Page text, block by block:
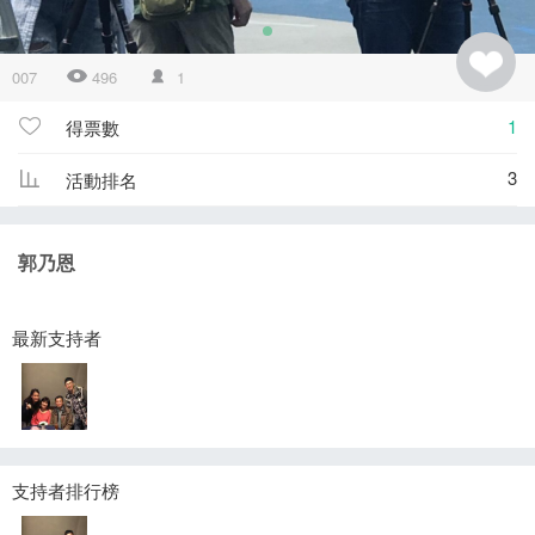
007 496 1
得票數 1
活動排名 3
郭乃恩
最新支持者
支持者排行榜